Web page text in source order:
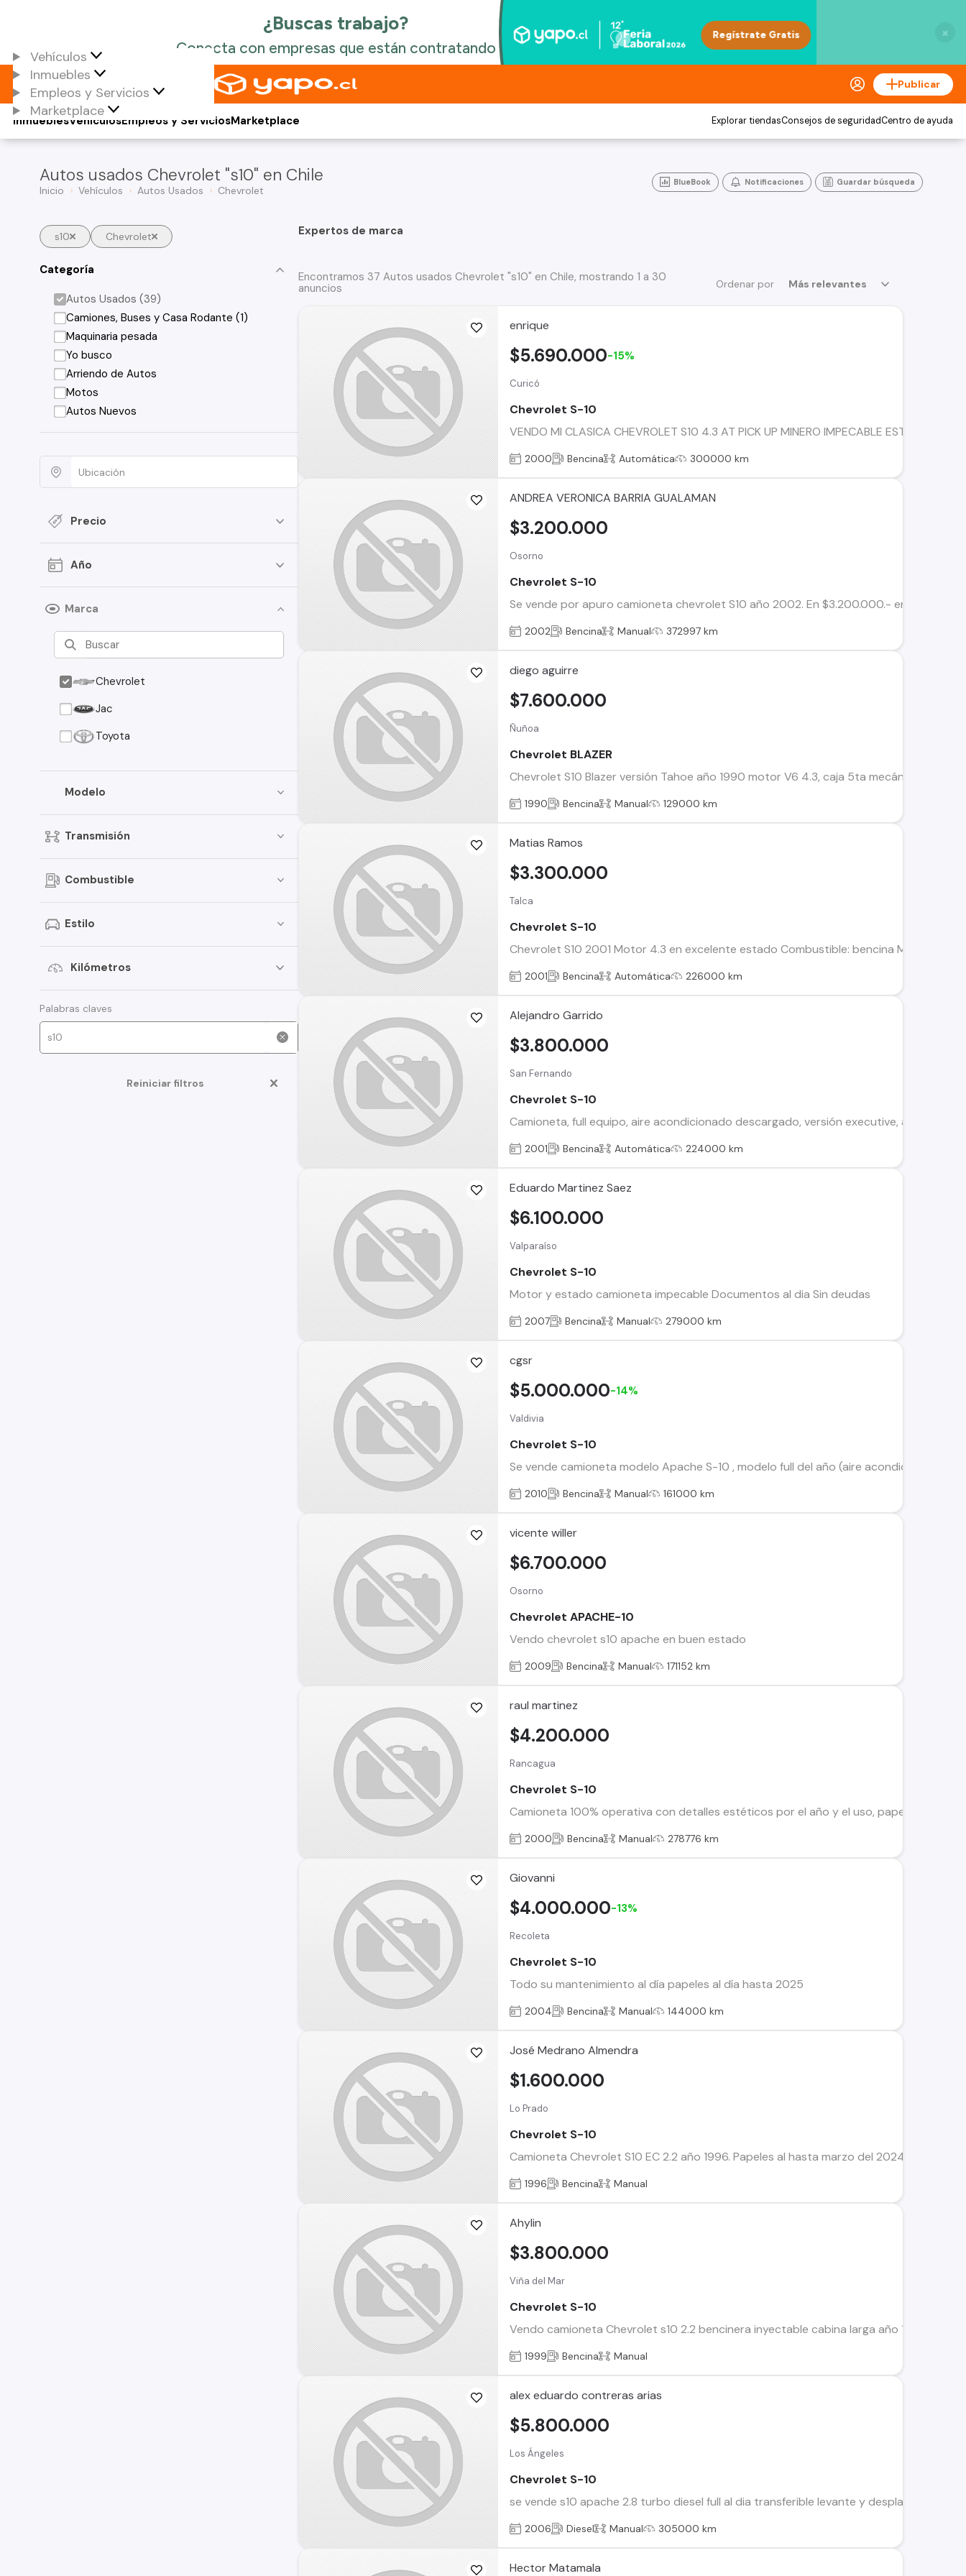
×
Vehículos
Inmuebles
Empleos y Servicios
Marketplace
Publicar
Vehículos
Inmuebles Empleos y ServiciosMarketplace Explorar tiendasConsejos de seguridadCentro de ayuda
Autos usados Chevrolet "s10" en Chile
Inicio Vehículos Autos Usados Chevrolet
BlueBook Notificaciones Guardar búsqueda
s10 Chevrolet
Categoría
Autos Usados (39)
Camiones, Buses y Casa Rodante (1)
Maquinaria pesada
Yo busco
Arriendo de Autos
Motos
Autos Nuevos
Precio
Año
Marca
Chevrolet
Jac
Toyota
Modelo
Transmisión
Combustible
Estilo
Kilómetros
Palabras claves
Reiniciar filtros
Expertos de marca
Ordenar por Más relevantes
Encontramos 37 Autos usados Chevrolet "s10" en Chile, mostrando 1 a 30
anuncios
enrique
Curicó
Chevrolet S-10
VENDO MI CLASICA CHEVROLET S10 4.3 AT PICK UP MINERO IMPECABLE ESTADO
$5.690.000-15%
2000 Bencina Automática 300000 km
ANDREA VERONICA BARRIA GUALAMAN
Osorno
Chevrolet S-10
Se vende por apuro camioneta chevrolet S10 año 2002. En $3.200.000.- en buen
$3.200.000
2002 Bencina Manual 372997 km
diego aguirre
Ñuñoa
Chevrolet BLAZER
Chevrolet S10 Blazer versión Tahoe año 1990 motor V6 4.3, caja 5ta mecánica 4x4,
$7.600.000
1990 Bencina Manual 129000 km
Matias Ramos
Talca
Chevrolet S-10
Chevrolet S10 2001 Motor 4.3 en excelente estado Combustible: bencina Motor sin
$3.300.000
2001 Bencina Automática 226000 km
Alejandro Garrido
San Fernando
Chevrolet S-10
Camioneta, full equipo, aire acondicionado descargado, versión executive, asientos
$3.800.000
2001 Bencina Automática 224000 km
Eduardo Martinez Saez
Valparaíso
Chevrolet S-10
Motor y estado camioneta impecable Documentos al dia Sin deudas
$6.100.000
2007 Bencina Manual 279000 km
cgsr
Valdivia
Chevrolet S-10
Se vende camioneta modelo Apache S-10 , modelo full del año (aire acondicionado,
$5.000.000-14%
2010 Bencina Manual 161000 km
vicente willer
Osorno
Chevrolet APACHE-10
Vendo chevrolet s10 apache en buen estado
$6.700.000
2009 Bencina Manual 171152 km
raul martinez
Rancagua
Chevrolet S-10
Camioneta 100% operativa con detalles estéticos por el año y el uso, papeles al día
$4.200.000
2000 Bencina Manual 278776 km
Giovanni
Recoleta
Chevrolet S-10
Todo su mantenimiento al día papeles al día hasta 2025
$4.000.000-13%
2004 Bencina Manual 144000 km
José Medrano Almendra
Lo Prado
Chevrolet S-10
Camioneta Chevrolet S10 EC 2.2 año 1996. Papeles al hasta marzo del 2024.
$1.600.000
1996 Bencina Manual
Ahylin
Viña del Mar
Chevrolet S-10
Vendo camioneta Chevrolet s10 2.2 bencinera inyectable cabina larga año 1999 sin
$3.800.000
1999 Bencina Manual
alex eduardo contreras arias
Los Ángeles
Chevrolet S-10
se vende s10 apache 2.8 turbo diesel full al dia transferible levante y desplazada 2
$5.800.000
2006 Diesel Manual 305000 km
Hector Matamala